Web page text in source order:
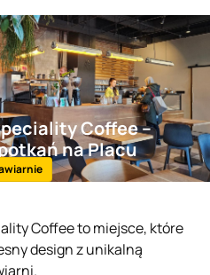
ziaren i interesujących
Spotkacie tam
mówi o kawie jak o sztuce. Jeśli
kawiarni w Pradze, w której
espresso, ręcznie
lub coś zupełnie
kawa na soku jabłkowym), to
zajrzeć!
Coffee –
na Placu
Coffee to miejsce, które
design z unikalną